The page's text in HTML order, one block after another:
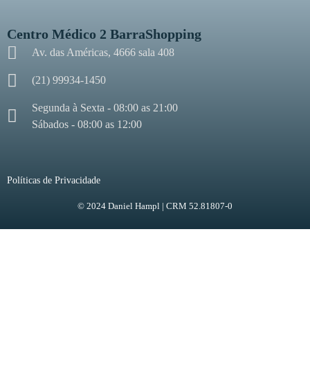
Centro Médico 2 BarraShopping
Av. das Américas, 4666 sala 408
(21) 99934-1450
Segunda à Sexta - 08:00 as 21:00
Sábados - 08:00 as 12:00
Políticas de Privacidade
© 2024 Daniel Hampl | CRM 52.81807-0